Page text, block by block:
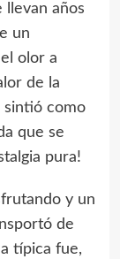
llevan años
un
olor a
de la
sintió como
que se
pura!
y un
de
típica fue,